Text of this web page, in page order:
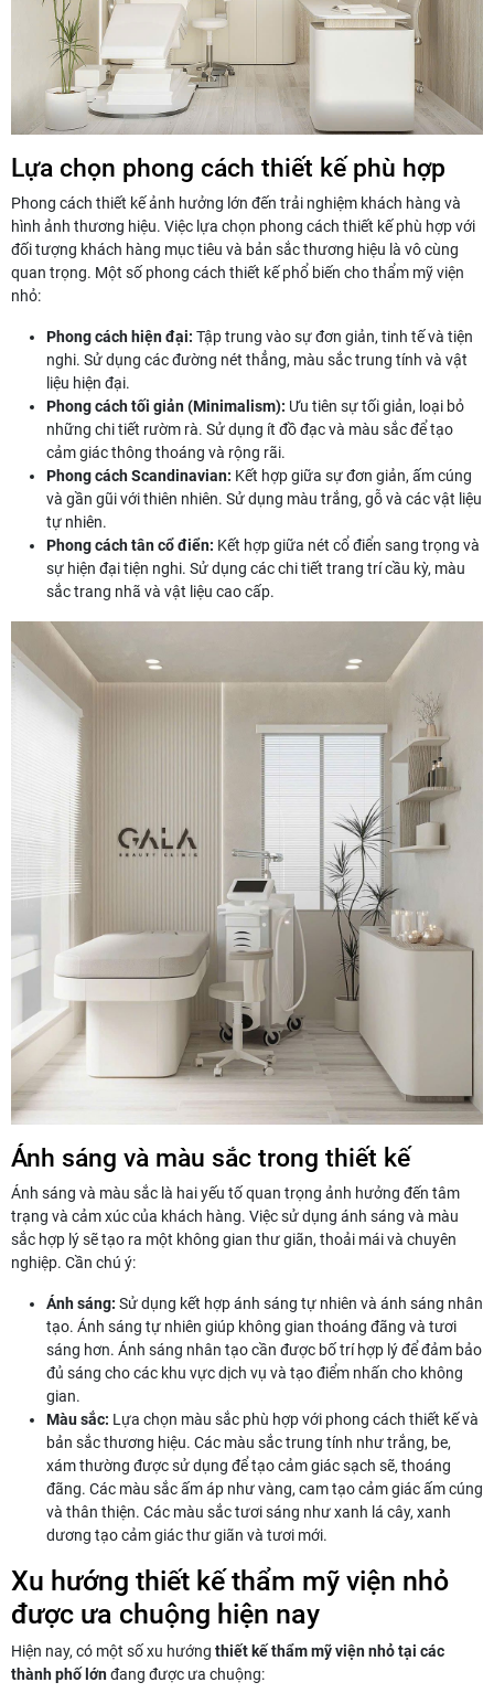
Lựa chọn phong cách thiết kế phù hợp
Phong cách thiết kế ảnh hưởng lớn đến trải nghiệm khách hàng và
hình ảnh thương hiệu. Việc lựa chọn phong cách thiết kế phù hợp với
đối tượng khách hàng mục tiêu và bản sắc thương hiệu là vô cùng
quan trọng. Một số phong cách thiết kế phổ biến cho thẩm mỹ viện
nhỏ:
Phong cách hiện đại: Tập trung vào sự đơn giản, tinh tế và tiện
nghi. Sử dụng các đường nét thẳng, màu sắc trung tính và vật
liệu hiện đại.
Phong cách tối giản (Minimalism): Ưu tiên sự tối giản, loại bỏ
những chi tiết rườm rà. Sử dụng ít đồ đạc và màu sắc để tạo
cảm giác thông thoáng và rộng rãi.
Phong cách Scandinavian: Kết hợp giữa sự đơn giản, ấm cúng
và gần gũi với thiên nhiên. Sử dụng màu trắng, gỗ và các vật liệu
tự nhiên.
Phong cách tân cổ điển: Kết hợp giữa nét cổ điển sang trọng và
sự hiện đại tiện nghi. Sử dụng các chi tiết trang trí cầu kỳ, màu
sắc trang nhã và vật liệu cao cấp.
Ánh sáng và màu sắc trong thiết kế
Ánh sáng và màu sắc là hai yếu tố quan trọng ảnh hưởng đến tâm
trạng và cảm xúc của khách hàng. Việc sử dụng ánh sáng và màu
sắc hợp lý sẽ tạo ra một không gian thư giãn, thoải mái và chuyên
nghiệp. Cần chú ý:
Ánh sáng: Sử dụng kết hợp ánh sáng tự nhiên và ánh sáng nhân
tạo. Ánh sáng tự nhiên giúp không gian thoáng đãng và tươi
sáng hơn. Ánh sáng nhân tạo cần được bố trí hợp lý để đảm bảo
đủ sáng cho các khu vực dịch vụ và tạo điểm nhấn cho không
gian.
Màu sắc: Lựa chọn màu sắc phù hợp với phong cách thiết kế và
bản sắc thương hiệu. Các màu sắc trung tính như trắng, be,
xám thường được sử dụng để tạo cảm giác sạch sẽ, thoáng
đãng. Các màu sắc ấm áp như vàng, cam tạo cảm giác ấm cúng
và thân thiện. Các màu sắc tươi sáng như xanh lá cây, xanh
dương tạo cảm giác thư giãn và tươi mới.
Xu hướng thiết kế thẩm mỹ viện nhỏ
được ưa chuộng hiện nay
Hiện nay, có một số xu hướng thiết kế thẩm mỹ viện nhỏ tại các
thành phố lớnđang được ưa chuộng: